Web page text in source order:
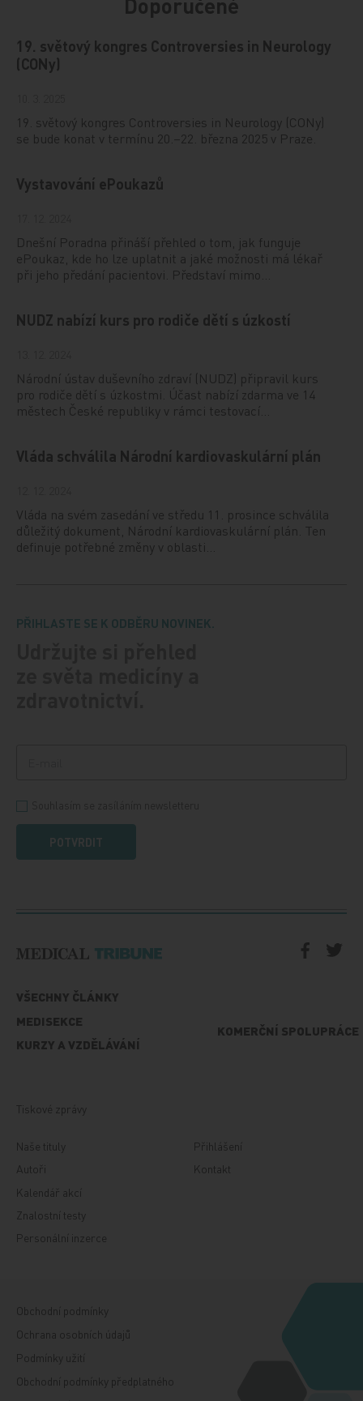
19. světový kongres Controversies in Neurology
(CONy)
19. světový kongres Controversies in Neurology (CONy)
se bude konat v termínu 20.–22. března 2025 v Praze.
Vystavování ePoukazů
Dnešní Poradna přináší přehled o tom, jak funguje
ePoukaz, kde ho lze uplatnit a jaké možnosti má lékař
při jeho předání pacientovi. Představí mimo…
NUDZ nabízí kurs pro rodiče dětí s úzkostí
Národní ústav duševního zdraví (NUDZ) připravil kurs
pro rodiče dětí s úzkostmi. Účast nabízí zdarma ve 14
městech České republiky v rámci testovací…
Vláda schválila Národní kardiovaskulární plán
Vláda na svém zasedání ve středu 11. prosince schválila
důležitý dokument, Národní kardiovaskulární plán. Ten
definuje potřebné změny v oblasti…
PŘIHLASTE SE K ODBĚRU NOVINEK.
POTVRDIT
VŠECHNY ČLÁNKY
MEDISEKCE
KURZY A VZDĚLÁVÁNÍ
KOMERČNÍ SPOLUPRÁCE
Tiskové zprávy
Naše tituly
Autoři
Kalendář akcí
Znalostní testy
Personální inzerce
Přihlášení
Kontakt
Obchodní podmínky
Ochrana osobních údajů
Podmínky užití
Obchodní podmínky předplatného